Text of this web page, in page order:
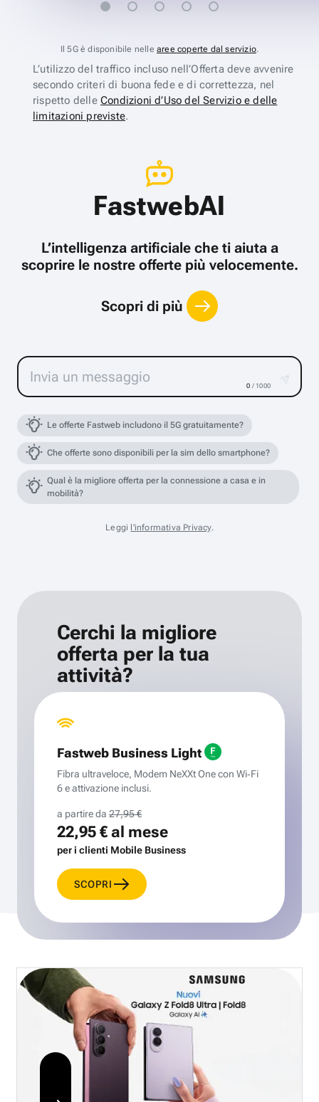
Il 5G è disponibile nelle aree coperte dal servizio.
L’utilizzo del traffico incluso nell’Offerta deve avvenire
secondo criteri di buona fede e di correttezza, nel
rispetto delle Condizioni d’Uso del Servizio e delle
limitazioni previste.
FastwebAI
L’intelligenza artificiale che ti aiuta a
scoprire le nostre offerte più velocemente.
Scopri di più
0 / 1000
Le offerte Fastweb includono il 5G gratuitamente?
Che offerte sono disponibili per la sim dello smartphone?
Qual è la migliore offerta per la connessione a casa e in
mobilità?
Leggi l'informativa Privacy.
Cerchi la migliore
offerta per la tua
attività?
Fastweb Business Light
Fibra ultraveloce, Modem NeXXt One con Wi‑Fi
6 e attivazione inclusi.
a partire da 27,95 €
22,95 €al mese
per i clienti Mobile Business
SCOPRI